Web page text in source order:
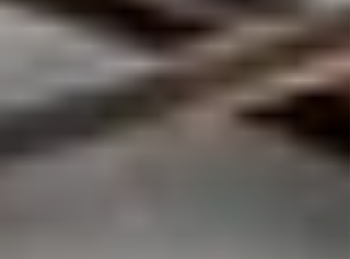
heute oft anders an: intensiver, dauerhafter
und schwerer abschaltbar. Begriffe wie
Burnout durch Arbeit, toxischer Arbeitsplatz
oder Work-Life-Balance Probleme
beschreiben dabei keine Modeerscheinung,
sondern reale Belastungszustände, die sich
langsam entwickeln und oft l